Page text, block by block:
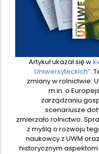
Artykuł ukazał się w
Uniwersyteckich”.
zmiany w rolnictwie.
m.in. o
zarządzaniu
scenariusze
zmierzało rolnictwo.
z myślą o rozwoju
naukowcy z UWM
historycznym